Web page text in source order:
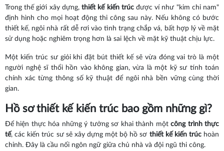
Trong thế giới xây dựng,thiết kế kiến trúcđược ví như "kim chỉ nam"
định hình cho mọi hoạt động thi công sau này. Nếu không có bước
thiết kế, ngôi nhà rất dễ rơi vào tình trạng chắp vá, bất hợp lý về mặt
sử dụng hoặc nghiêm trọng hơn là sai lệch về mặt kỹ thuật chịu lực.
Một kiến trúc sư giỏi khi đặt bút thiết kế sẽ vừa đóng vai trò là một
người nghệ sĩ thổi hồn vào không gian, vừa là một kỹ sư tính toán
chính xác từng thông số kỹ thuật để ngôi nhà bền vững cùng thời
gian.
Hồ sơ thiết kế kiến trúc bao gồm những gì?
Để hiện thực hóa những ý tưởng sơ khai thành mộtcông trình thực
tế, các kiến trúc sư sẽ xây dựng một bộ hồ sơ thiết kế kiến trúchoàn
chỉnh. Đây là cầu nối ngôn ngữ giữa chủ nhà và đội ngũ thi công.